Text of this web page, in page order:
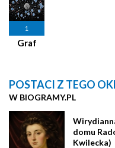
1
Graf
POSTACI Z TEGO
W BIOGRAMY.PL
domu
Kwilecka)